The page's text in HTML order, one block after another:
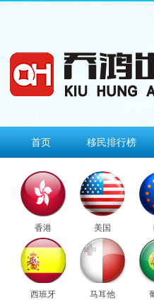
首页 移民排行榜
香港 美国
西班牙 马耳他